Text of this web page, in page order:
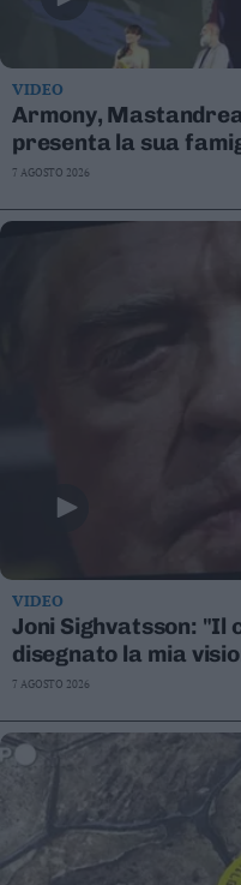
VIDEO
Armony,
presenta la sua
7 AGOSTO 2026
VIDEO
Joni Sighvatsson: "Il
disegnato la mia
7 AGOSTO 2026